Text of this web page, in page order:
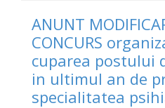
ANUNT
CONCURS
cuparea postului
in ultimul an de
specialitatea